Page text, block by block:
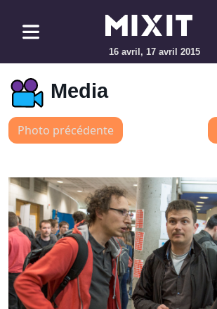
16 avril, 17 avril 2015
Media
Photo précédente